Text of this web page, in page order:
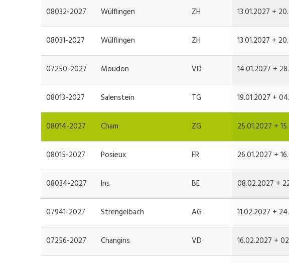
08032-2027 Wülflingen ZH 13.01.2027 +
08031-2027 Wülflingen ZH 13.01.2027 +
07250-2027 Moudon VD 14.01.2027 +
08013-2027 Salenstein TG 19.01.2027 +
08014-2027 Cham ZG 25.01.2027 +
08015-2027 Posieux FR 26.01.2027 +
08034-2027 Ins BE 08.02.2027 +
07941-2027 Strengelbach AG 11.02.2027 +
07256-2027 Changins VD 16.02.2027 +